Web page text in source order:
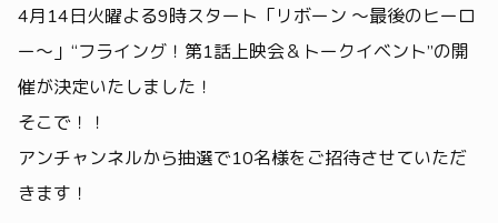
4月14日火曜よる9時スタート「リボーン ～最後のヒーロ
ー～」“フライング！第1話上映会＆トークイベント”の開
催が決定いたしました！
そこで！！
アンチャンネルから抽選で10名様をご招待させていただ
きます！